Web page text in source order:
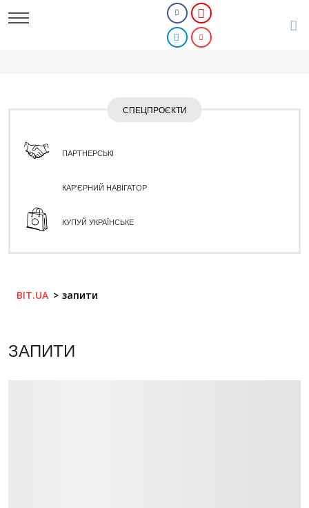
СПЕЦПРОЄКТИ
ПАРТНЕРСЬКІ
КАР'ЄРНИЙ НАВІГАТОР
КУПУЙ УКРАЇНСЬКЕ
BIT.UA запити
ЗАПИТИ